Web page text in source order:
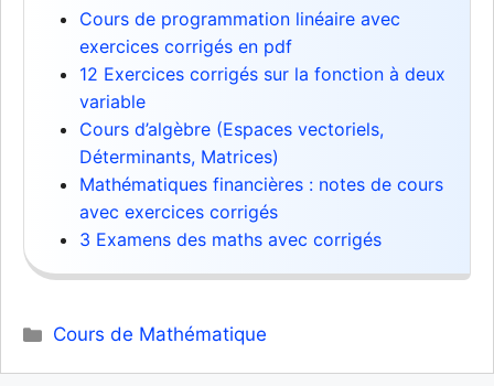
Cours de programmation linéaire avec
exercices corrigés en pdf
12 Exercices corrigés sur la fonction à deux
variable
Cours d’algèbre (Espaces vectoriels,
Déterminants, Matrices)
Mathématiques financières : notes de cours
avec exercices corrigés
3 Examens des maths avec corrigés
Catégories
Cours de Mathématique